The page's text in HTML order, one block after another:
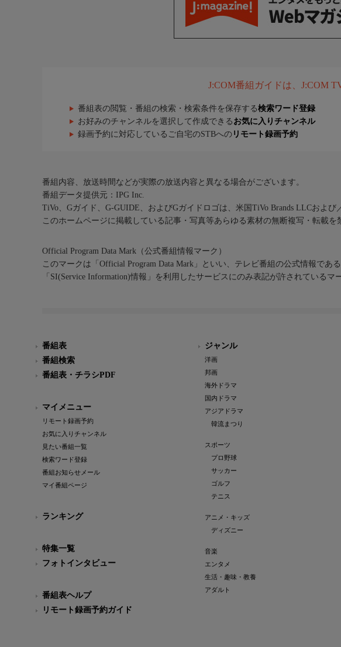
J:COM番組ガイドは、J:COM
番組表の閲覧・番組の検索・検索条件を保存する検索ワード登録
お好みのチャンネルを選択して作成できる お気に入りチャンネル
録画予約に対応しているご自宅のSTBへの リモート録画予約
番組内容、放送時間などが実際の放送内容と異なる場合がございます。
番組データ提供元：IPG Inc.
TiVo、Gガイド、G-GUIDE、およびGガイドロゴは、米国TiVo Brands LLCおよ
このホームページに掲載している記事・写真等あらゆる素材の無断複写・転載を
Official Program Data Mark（公式番組情報マーク）
このマークは「Official Program Data Mark」といい、テレビ番組の公式情報である
「SI(Service Information)情報」を利用したサービスにのみ表記が許されているマ
番組表
番組検索
番組表・チラシPDF
マイメニュー
リモート録画予約
お気に入りチャンネル
見たい番組一覧
検索ワード登録
番組お知らせメール
マイ番組ページ
ランキング
特集一覧
フォトインタビュー
番組表ヘルプ
リモート録画予約ガイド
ジャンル
洋画
邦画
海外ドラマ
国内ドラマ
アジアドラマ
韓流まつり
スポーツ
プロ野球
サッカー
ゴルフ
テニス
アニメ・キッズ
ディズニー
音楽
エンタメ
生活・趣味・教養
アダルト